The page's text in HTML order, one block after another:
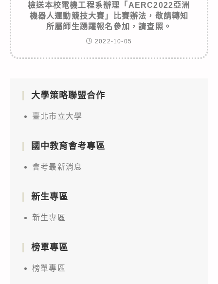
檢送本校電機工程系辦理「AERC2022亞洲
機器人運動競技大賽」比賽辦法，敬請轉知
所屬師生踴躍報名參加，請查照。
2022-10-05
大學策略聯盟合作
臺北市立大學
國中教育會考專區
會考最新消息
新生專區
新生專區
榜單專區
榜單專區